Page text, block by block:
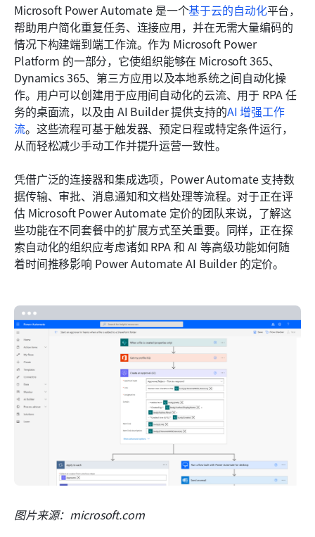
Microsoft Power Automate 是一个基于云的自动化平台，
帮助用户简化重复任务、连接应用，并在无需大量编码的
情况下构建端到端工作流。作为 Microsoft Power
Platform 的一部分，它使组织能够在 Microsoft 365、
Dynamics 365、第三方应用以及本地系统之间自动化操
作。用户可以创建用于应用间自动化的云流、用于 RPA 任
务的桌面流，以及由 AI Builder 提供支持的AI 增强工作
流。这些流程可基于触发器、预定日程或特定条件运行，
从而轻松减少手动工作并提升运营一致性。
凭借广泛的连接器和集成选项，Power Automate 支持数
据传输、审批、消息通知和文档处理等流程。对于正在评
估 Microsoft Power Automate 定价的团队来说，了解这
些功能在不同套餐中的扩展方式至关重要。同样，正在探
索自动化的组织应考虑诸如 RPA 和 AI 等高级功能如何随
着时间推移影响 Power Automate AI Builder 的定价。
图片来源：microsoft.com